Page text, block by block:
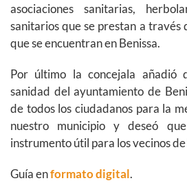
asociaciones sanitarias,
sanitarios que se prestan a través
que se encuentran en Benissa.
Por último la concejala añadió
sanidad del ayuntamiento de
de todos los ciudadanos para la
nuestro municipio y deseó
instrumento útil para los vecinos de
Guía enformato digital.